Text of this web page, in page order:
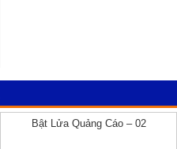
Bật Lửa Quảng Cáo – 02